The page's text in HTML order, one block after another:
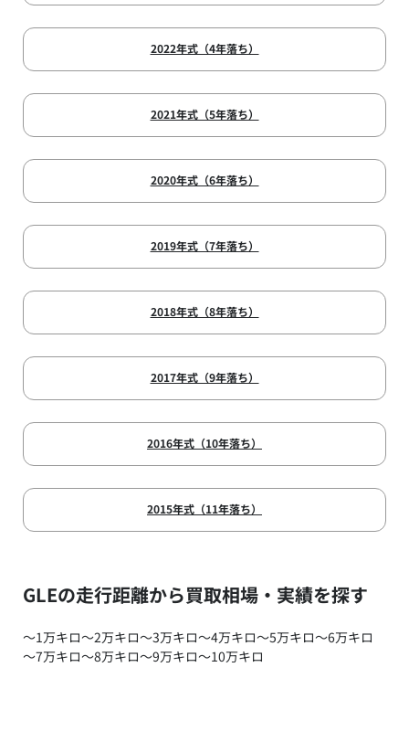
2022年式（4年落ち）
2021年式（5年落ち）
2020年式（6年落ち）
2019年式（7年落ち）
2018年式（8年落ち）
2017年式（9年落ち）
2016年式（10年落ち）
2015年式（11年落ち）
GLEの走行距離から買取相場・実績を探す
～1万キロ～2万キロ～3万キロ～4万キロ～5万キロ～6万キロ
～7万キロ～8万キロ～9万キロ～10万キロ